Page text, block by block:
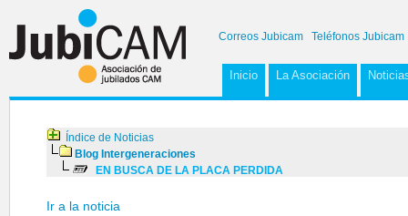
Correos Jubicam Teléfonos Jubicam
Inicio La Asociación
Índice de Noticias
Blog Intergeneraciones
EN BUSCA DE LA PLACA PERDIDA
Ir a la noticia